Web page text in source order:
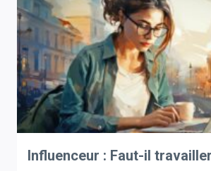
Influenceur : Faut-il